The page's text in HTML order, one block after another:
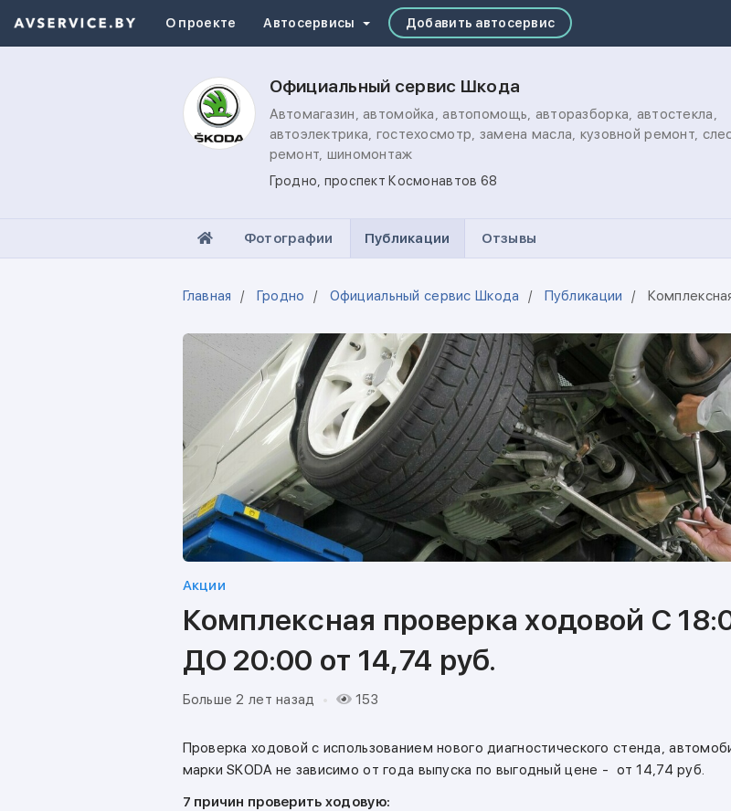
О проекте Автосервисы Добавить автосервис
Официальный сервис Шкода
Автомагазин, автомойка, автопомощь, авторазборка, автостекла,
автоэлектрика, гостехосмотр, замена масла, кузовной ремонт,
ремонт, шиномонтаж
Гродно, проспект Космонавтов 68
Фотографии Публикации Отзывы
Главная Гродно Официальный сервис Шкода Публикации
Акции
Комплексная проверка ходовой С
ДО 20:00 от 14,74 руб.
Больше 2 лет назад 153
Проверка ходовой с использованием нового диагностического стенда,
марки SKODA не зависимо от года выпуска по выгодный цене - от 14,74 руб.
7 причин проверить ходовую: